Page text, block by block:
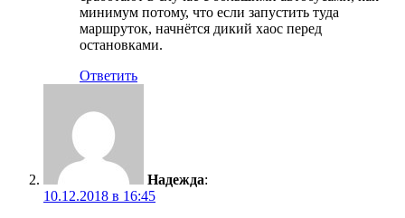
минимум потому, что если запустить туда
маршруток, начнётся дикий хаос перед
остановками.
Ответить
Надежда:
10.12.2018 в 16:45